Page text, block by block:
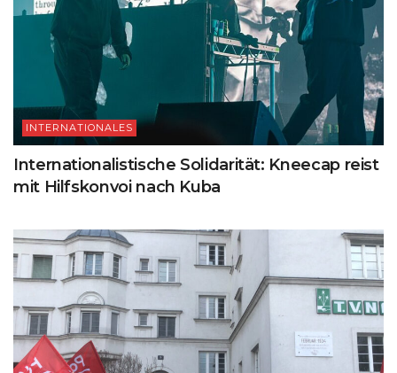
INTERNATIONALES
Internationalistische Solidarität: Kneecap reist
mit Hilfskonvoi nach Kuba